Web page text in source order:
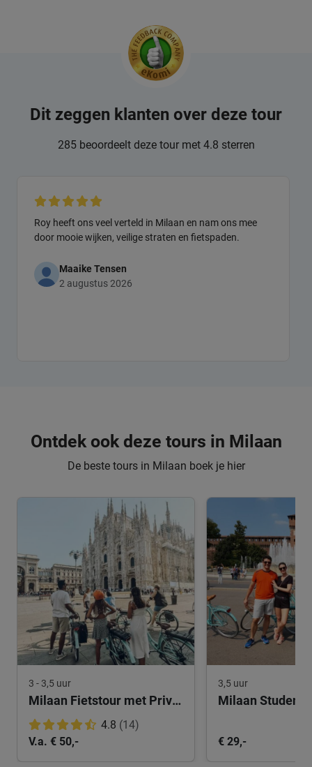
Dit zeggen klanten over deze tour
285 beoordeelt deze tour met 4.8 sterren
Roy heeft ons veel verteld in Milaan en nam ons mee
door mooie wijken, veilige straten en fietspaden.
Maaike Tensen
2 augustus 2026
Ontdek ook deze tours in Milaan
De beste tours in Milaan boek je hier
3 - 3,5 uur
Milaan Fietstour met Privégids
4.8 (14)
V.a. € 50,-
3,5 uur
Milaan
€ 29,-